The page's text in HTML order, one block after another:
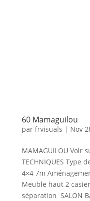
60 Mamaguilou
par frvisuals | Nov
MAMAGUILOU Voir
TECHNIQUES Type
4×4 7m
Meuble haut 2
séparation SALON